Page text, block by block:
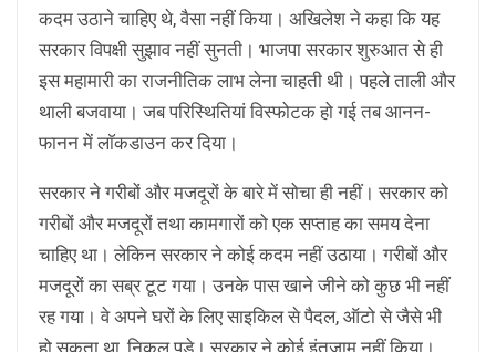
कदम उठाने चाहिए थे, वैसा नहीं किया। अखिलेश ने कहा कि यह
सरकार विपक्षी सुझाव नहीं सुनती। भाजपा सरकार शुरुआत से ही
इस महामारी का राजनीतिक लाभ लेना चाहती थी। पहले ताली और
थाली बजवाया। जब परिस्थितियां विस्फोटक हो गई तब आनन-
फानन में लाॅकडाउन कर दिया।
सरकार ने गरीबों और मजदूरों के बारे में सोचा ही नहीं। सरकार को
गरीबों और मजदूरों तथा कामगारों को एक सप्ताह का समय देना
चाहिए था। लेकिन सरकार ने कोई कदम नहीं उठाया। गरीबों और
मजदूरों का सब्र टूट गया। उनके पास खाने जीने को कुछ भी नहीं
रह गया। वे अपने घरों के लिए साइकिल से पैदल, ऑटो से जैसे भी
हो सकता था, निकल पड़े। सरकार ने कोई इंतजाम नहीं किया।